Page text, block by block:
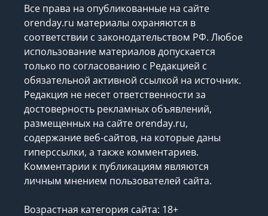
Все права на опубликованные на сайте
orenday.ru материалы охраняются в
соответствии с законодательством РФ. Любое
использование материалов допускается
только по согласованию с Редакцией с
обязательной активной ссылкой на источник.
Редакция не несет ответственности за
достоверность рекламных объявлений,
размещенных на сайте orenday.ru,
содержание веб-сайтов, на которые даны
гиперссылки, а также комментариев.
Комментарии к публикациям являются
личным мнением пользователей сайта.
Возрастная категория сайта: 18+